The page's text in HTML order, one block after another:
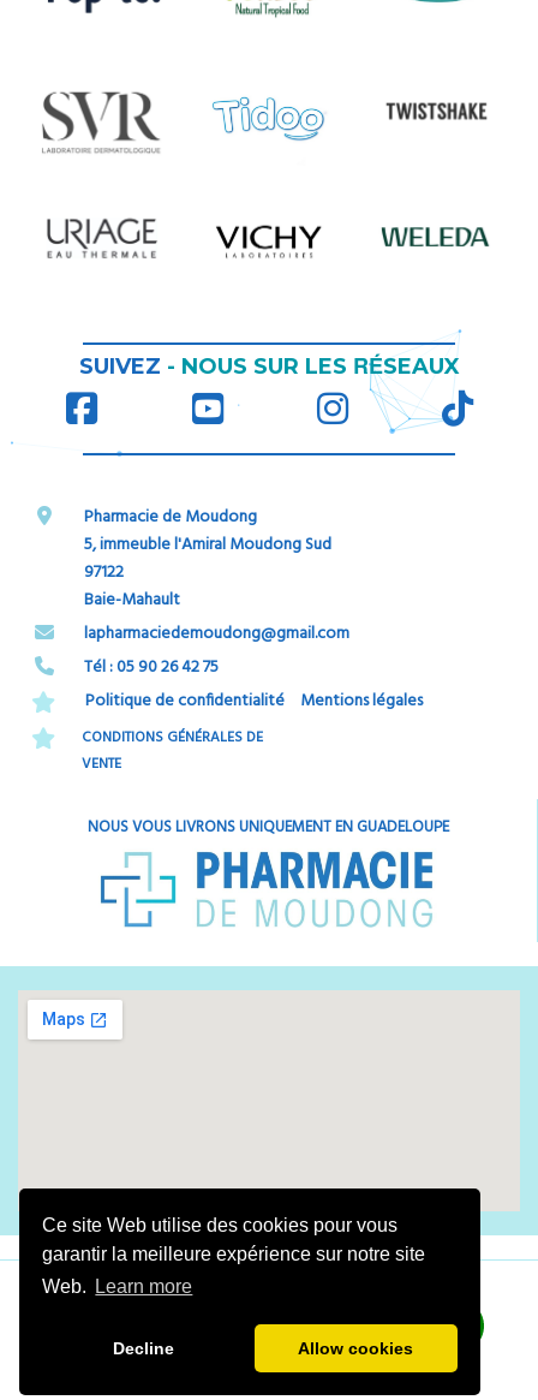
Ce site Web utilise des cookies pour vous
garantir la meilleure expérience sur notre site
Web.
Learn more
Decline Allow cookies
SUIVEZ - NOUS SUR LES RÉSEAUX
Pharmacie de Moudong
5, immeuble l'Amiral Moudong Sud
97122
Baie-Mahault
​​​​​​​lapharmaciedemoudong@gmail.com
Tél : 05 90 26 42 75​​​​​​​
Politique de confidentialité
Mentions légales
CONDITIONS GÉNÉRALES DE
VENTE
NOUS VOUS LIVRONS UNIQUEMENT EN GUADELOUPE
PHARMACIE DE MOUDONG ©Tous droits réservés